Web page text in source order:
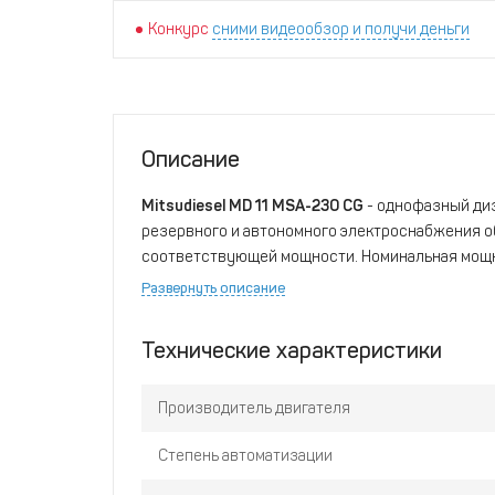
Конкурс сними видеообзор и получи деньги
Описание
Mitsudiesel MD 11 MSA-230 CG - однофазный
резервного и автономного электроснабжения
соответствующей мощности. Номинальная
10 кВА.
серийно выпускаются на крупном
участками контроля качества. Эта модель
промышленных электросетей.
Развернуть описание
Технические характеристики
Производитель двигателя
Степень автоматизации